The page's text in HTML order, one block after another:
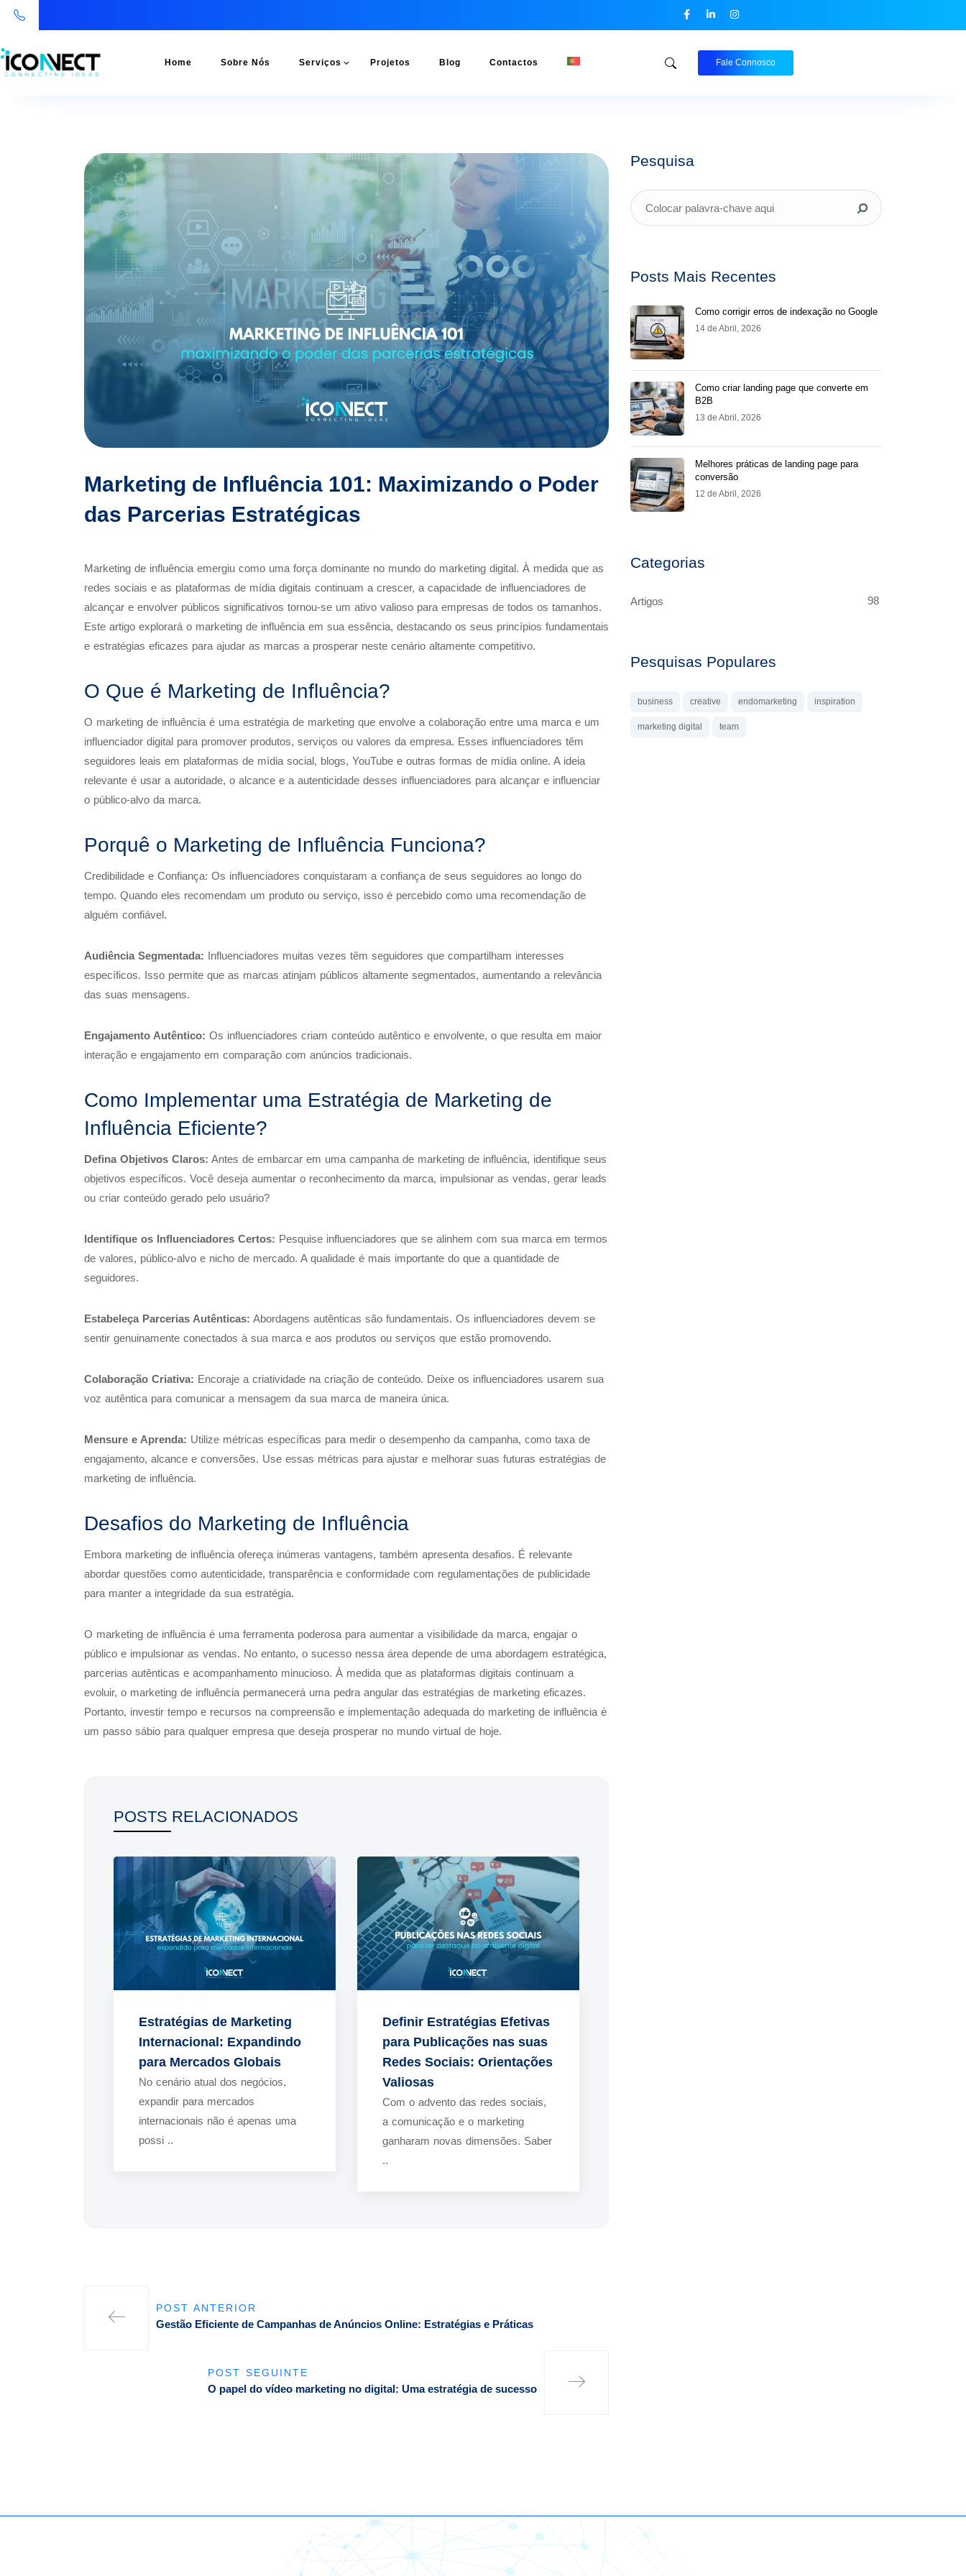
Home Sobre Nós Serviços Projetos Blog Contactos Fale Connosco
Marketing de Influência 101: Maximizando o Poder
das Parcerias Estratégicas
Marketing de influência emergiu como uma força dominante no mundo do marketing digital. À medida que as
redes sociais e as plataformas de mídia digitais continuam a crescer, a capacidade de influenciadores de
alcançar e envolver públicos significativos tornou-se um ativo valioso para empresas de todos os tamanhos.
Este artigo explorará o marketing de influência em sua essência, destacando os seus princípios fundamentais
e estratégias eficazes para ajudar as marcas a prosperar neste cenário altamente competitivo.
O Que é Marketing de Influência?
O marketing de influência é uma estratégia de marketing que envolve a colaboração entre uma marca e um
influenciador digital para promover produtos, serviços ou valores da empresa. Esses influenciadores têm
seguidores leais em plataformas de mídia social, blogs, YouTube e outras formas de mídia online. A ideia
relevante é usar a autoridade, o alcance e a autenticidade desses influenciadores para alcançar e influenciar
o público-alvo da marca.
Porquê o Marketing de Influência Funciona?
Credibilidade e Confiança: Os influenciadores conquistaram a confiança de seus seguidores ao longo do
tempo. Quando eles recomendam um produto ou serviço, isso é percebido como uma recomendação de
alguém confiável.
Audiência Segmentada: Influenciadores muitas vezes têm seguidores que compartilham interesses
específicos. Isso permite que as marcas atinjam públicos altamente segmentados, aumentando a relevância
das suas mensagens.
Engajamento Autêntico: Os influenciadores criam conteúdo autêntico e envolvente, o que resulta em maior
interação e engajamento em comparação com anúncios tradicionais.
Como Implementar uma Estratégia de Marketing de
Influência Eficiente?
Defina Objetivos Claros: Antes de embarcar em uma campanha de marketing de influência, identifique seus
objetivos específicos. Você deseja aumentar o reconhecimento da marca, impulsionar as vendas, gerar leads
ou criar conteúdo gerado pelo usuário?
Identifique os Influenciadores Certos: Pesquise influenciadores que se alinhem com sua marca em termos
de valores, público-alvo e nicho de mercado. A qualidade é mais importante do que a quantidade de
seguidores.
Estabeleça Parcerias Autênticas: Abordagens autênticas são fundamentais. Os influenciadores devem se
sentir genuinamente conectados à sua marca e aos produtos ou serviços que estão promovendo.
Colaboração Criativa: Encoraje a criatividade na criação de conteúdo. Deixe os influenciadores usarem sua
voz autêntica para comunicar a mensagem da sua marca de maneira única.
Mensure e Aprenda: Utilize métricas específicas para medir o desempenho da campanha, como taxa de
engajamento, alcance e conversões. Use essas métricas para ajustar e melhorar suas futuras estratégias de
marketing de influência.
Desafios do Marketing de Influência
Embora marketing de influência ofereça inúmeras vantagens, também apresenta desafios. É relevante
abordar questões como autenticidade, transparência e conformidade com regulamentações de publicidade
para manter a integridade da sua estratégia.
O marketing de influência é uma ferramenta poderosa para aumentar a visibilidade da marca, engajar o
público e impulsionar as vendas. No entanto, o sucesso nessa área depende de uma abordagem estratégica,
parcerias autênticas e acompanhamento minucioso. À medida que as plataformas digitais continuam a
evoluir, o marketing de influência permanecerá uma pedra angular das estratégias de marketing eficazes.
Portanto, investir tempo e recursos na compreensão e implementação adequada do marketing de influência é
um passo sábio para qualquer empresa que deseja prosperar no mundo virtual de hoje.
POSTS RELACIONADOS
Estratégias de Marketing
Internacional: Expandindo
para Mercados Globais
No cenário atual dos negócios,
expandir para mercados
internacionais não é apenas uma
possi ..
Definir Estratégias Efetivas
para Publicações nas suas
Redes Sociais: Orientações
Valiosas
Com o advento das redes sociais,
a comunicação e o marketing
ganharam novas dimensões. Saber
..
POST ANTERIOR
Gestão Eficiente de Campanhas de Anúncios Online: Estratégias e Práticas
POST SEGUINTE
O papel do vídeo marketing no digital: Uma estratégia de sucesso
Pesquisa
Posts Mais Recentes
Como corrigir erros de indexação no Google
14 de Abril, 2026
Como criar landing page que converte em
B2B
13 de Abril, 2026
Melhores práticas de landing page para
conversão
12 de Abril, 2026
Categorias
Artigos 98
Pesquisas Populares
business creative endomarketing inspiration
marketing digital team